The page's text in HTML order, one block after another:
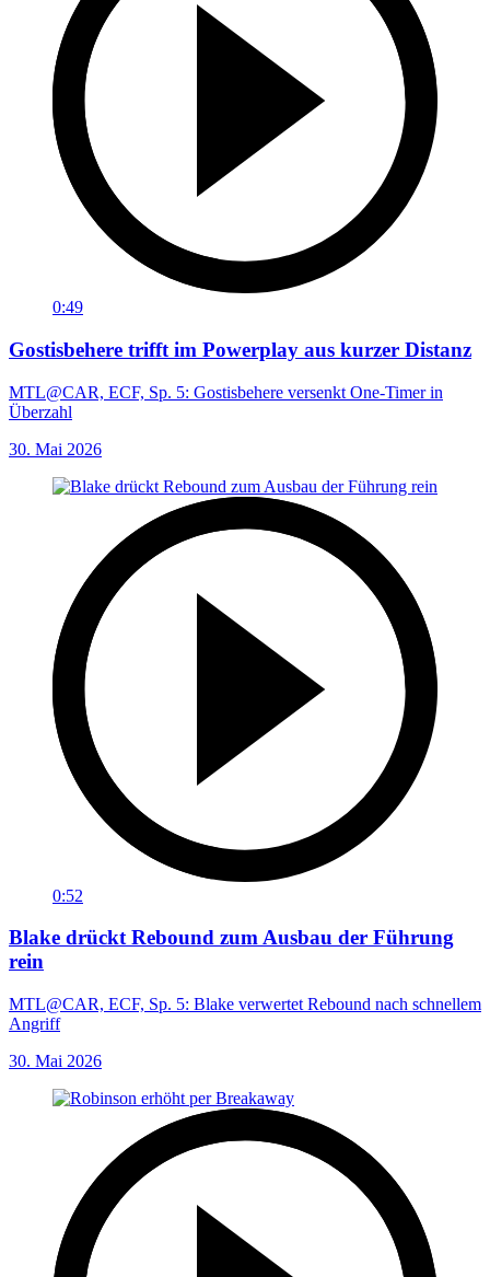
0:49
Gostisbehere trifft im Powerplay aus kurzer Distanz
MTL@CAR, ECF, Sp. 5: Gostisbehere versenkt One-Timer in
Überzahl
30. Mai 2026
0:52
Blake drückt Rebound zum Ausbau der Führung
rein
MTL@CAR, ECF, Sp. 5: Blake verwertet Rebound nach schnellem
Angriff
30. Mai 2026